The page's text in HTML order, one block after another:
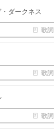
ダークネス
歌詞
歌詞
歌詞